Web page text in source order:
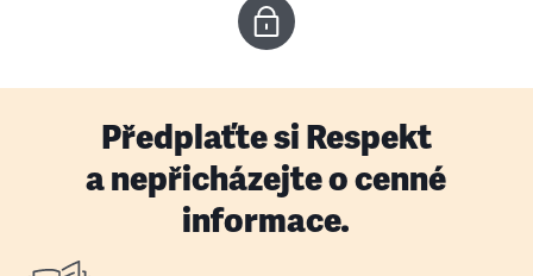
Předplaťte si Respekt
a nepřicházejte o cenné
informace.